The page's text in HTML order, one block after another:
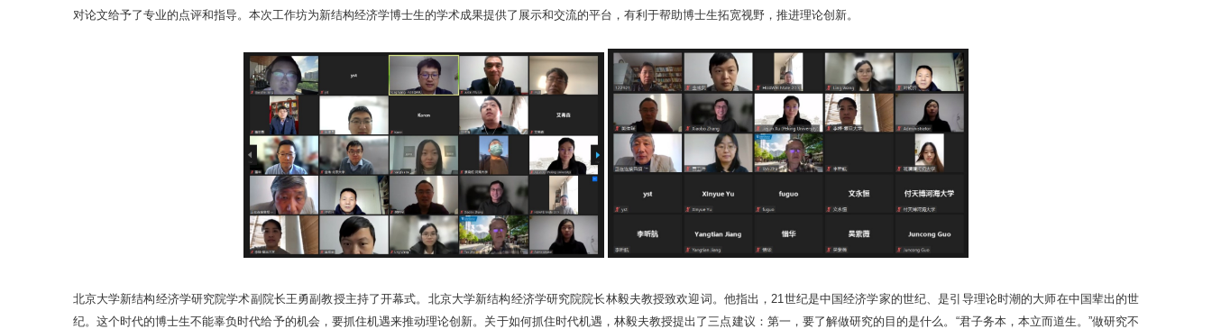
对论文给予了专业的点评和指导。本次工作坊为新结构经济学博士生的学术成果提供了展示和交流的平台，有利于帮助博士生拓宽视野，推进理论创新。
北京大学新结构经济学研究院学术副院长王勇副教授主持了开幕式。 北京大学新结构经济学研究院院长林毅夫教授致欢迎词。他指出，21世纪是中国经济学家的世纪、是引导理论时潮的大师在中国辈出的世
纪。这个时代的博士生不能辜负时代给予的机会，要抓住机遇来推动理论创新。关于如何抓住时代机遇，林毅夫教授提出了三点建议：第一，要了解做研究的目的是什么。“君子务本，本立而道生。”做研究不